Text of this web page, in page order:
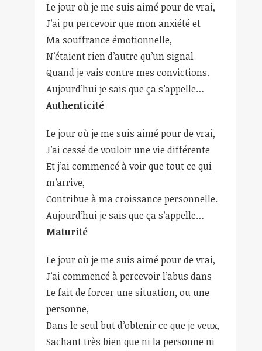
Le jour où je me suis aimé pour de vrai,
J’ai pu percevoir que mon anxiété et
Ma souffrance émotionnelle,
N’étaient rien d’autre qu’un signal
Quand je vais contre mes convictions.
Aujourd’hui je sais que ça s’appelle…
Authenticité
Le jour où je me suis aimé pour de vrai,
J’ai cessé de vouloir une vie différente
Et j’ai commencé à voir que tout ce qui
m’arrive,
Contribue à ma croissance personnelle.
Aujourd’hui je sais que ça s’appelle…
Maturité
Le jour où je me suis aimé pour de vrai,
J’ai commencé à percevoir l’abus dans
Le fait de forcer une situation, ou une
personne,
Dans le seul but d’obtenir ce que je veux,
Sachant très bien que ni la personne ni